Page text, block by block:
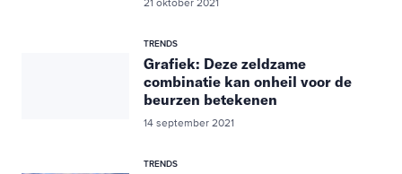
21 oktober 2021
TRENDS
Grafiek: Deze zeldzame
combinatie kan onheil voor de
beurzen betekenen
14 september 2021
TRENDS